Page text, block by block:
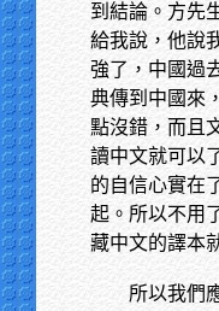
到結論。方先
給我說，他說
強了，中國過
典傳到中國來
點沒錯，而且
讀中文就可以
的自信心實在
起。所以不用
藏中文的譯本
所以我們